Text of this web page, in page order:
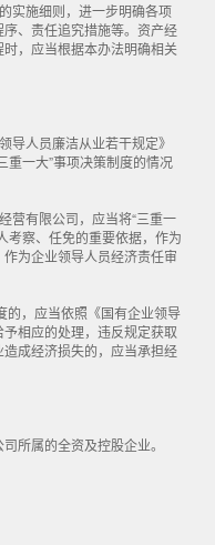
实施细则，进一步明确各项
、责任追究措施等。资产经
，应当根据本办法明确相关
导人员廉洁从业若干规定》
重一大”事项决策制度的情况
营有限公司，应当将“三重一
考察、任免的重要依据，作为
为企业领导人员经济责任审
的，应当依照《国有企业领导
相应的处理，违反规定获取
成经济损失的，应当承担经
所属的全资及控股企业。